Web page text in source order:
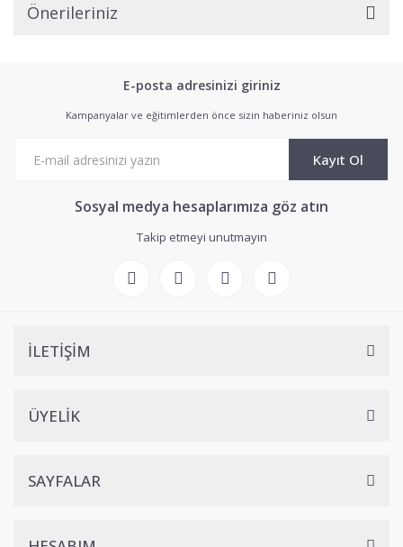
Önerileriniz
E-posta adresinizi giriniz
Kampanyalar ve eğitimlerden önce sizin haberiniz olsun
Kayıt Ol
Sosyal medya hesaplarımıza göz atın
Takip etmeyi unutmayın
İLETİŞİM
ÜYELİK
SAYFALAR